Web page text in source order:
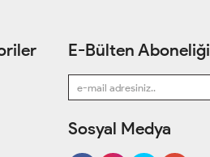
E-Bülten Aboneliği
Sosyal Medya